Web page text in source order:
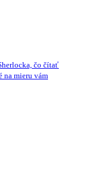
čo čítať
na mieru vám